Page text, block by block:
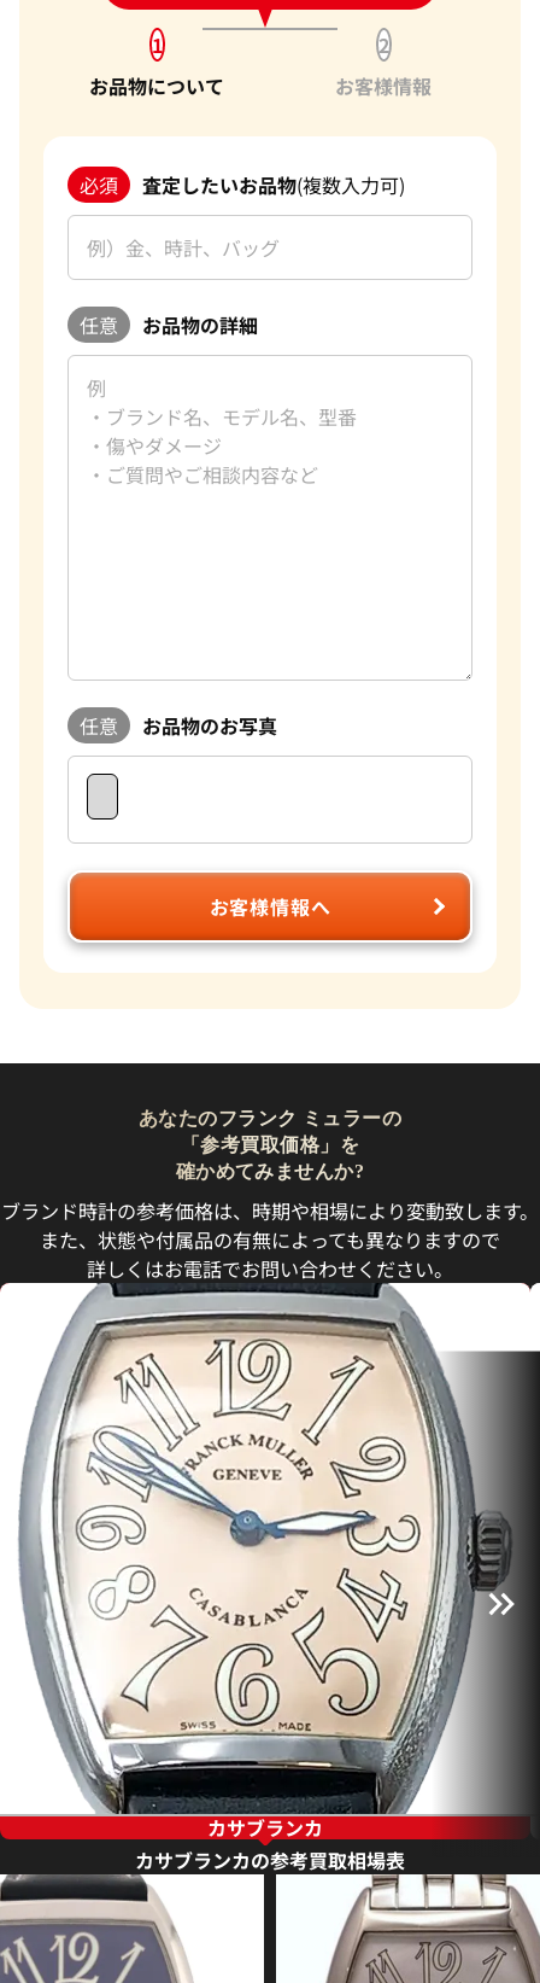
1
お品物について
2
お客様情報
必須 査定したいお品物(複数入力可)
任意 お品物の詳細
任意 お品物のお写真
お客様情報へ
あなたのフランク ミュラーの
「参考買取価格」を
確かめてみませんか?
ブランド時計の参考価格は、時期や相場により変動致します。
また、状態や付属品の有無によっても異なりますので
詳しくはお電話でお問い合わせください。
カサブランカ
カサブランカの参考買取相場表